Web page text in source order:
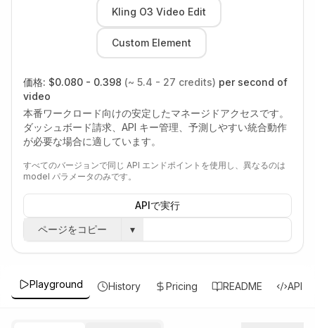
Kling O3 Video Edit
Custom Element
価格: $0.080 - 0.398 (~ 5.4 - 27 credits) per second of
video
本番ワークロード向けの安定したマネージドアクセスです。
ダッシュボード請求、API キー管理、予測しやすい統合動作
が必要な場合に適しています。
すべてのバージョンで同じ API エンドポイントを使用し、異なるのは
model パラメータのみです。
APIで実行
ページをコピー
▾
Playground History Pricing README API